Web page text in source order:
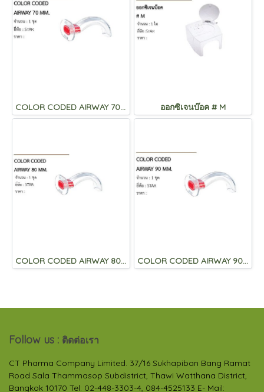
COLOR CODED AIRWAY 70 MM. ออกซิเจนบ๊อค # M
COLOR CODED AIRWAY 80 MM. COLOR CODED AIRWAY 90 MM.
Follow us : ติดต่อเรา
CT Pharma Company Limited. 37/16 Sukhapiban Bang Ramat
Road Sala Thammasop Subdistrict, Thawi Watthana District,
Bangkok 10170 Tel: 02-448-3303-4, 084-4525133 E- Mail: